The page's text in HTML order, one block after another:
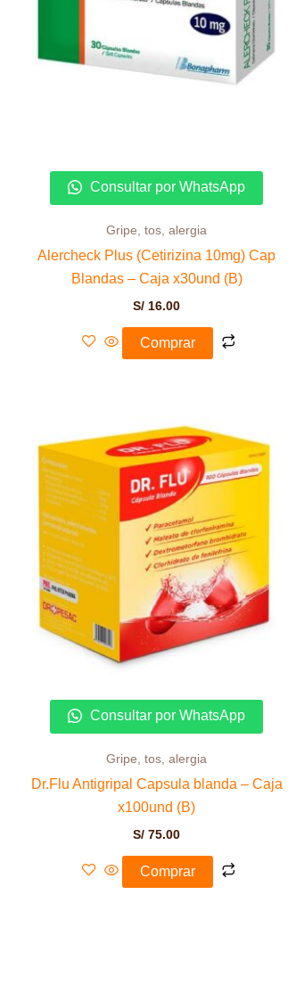
Consultar por WhatsApp
Gripe, tos, alergia
Alercheck Plus (Cetirizina 10mg) Cap
Blandas – Caja x30und (B)
S/ 16.00
Comprar
Consultar por WhatsApp
Gripe, tos, alergia
Dr.Flu Antigripal Capsula blanda – Caja
x100und (B)
S/ 75.00
Comprar